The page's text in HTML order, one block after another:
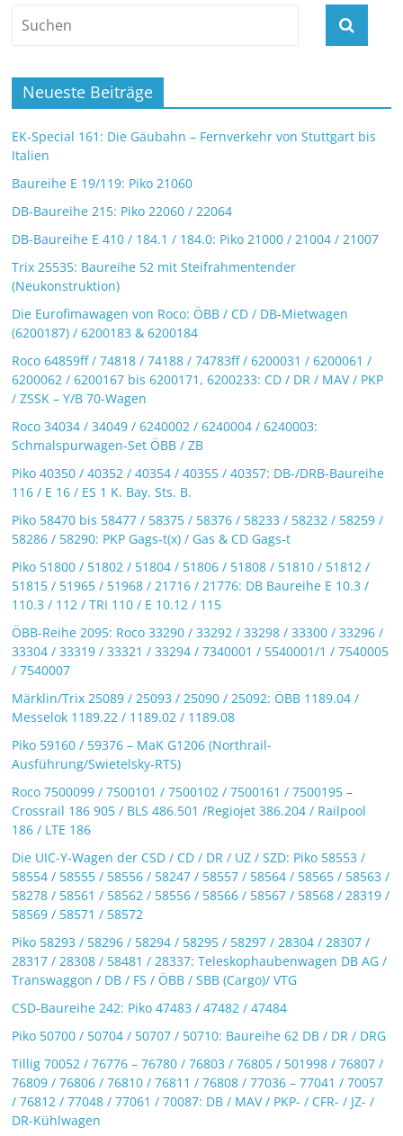
Neueste Beiträge
EK-Special 161: Die Gäubahn – Fernverkehr von Stuttgart bis
Italien
Baureihe E 19/119: Piko 21060
DB-Baureihe 215: Piko 22060 / 22064
DB-Baureihe E 410 / 184.1 / 184.0: Piko 21000 / 21004 / 21007
Trix 25535: Baureihe 52 mit Steifrahmentender
(Neukonstruktion)
Die Eurofimawagen von Roco: ÖBB / CD / DB-Mietwagen
(6200187) / 6200183 & 6200184
Roco 64859ff / 74818 / 74188 / 74783ff / 6200031 / 6200061 /
6200062 / 6200167 bis 6200171, 6200233: CD / DR / MAV / PKP
/ ZSSK – Y/B 70-Wagen
Roco 34034 / 34049 / 6240002 / 6240004 / 6240003:
Schmalspurwagen-Set ÖBB / ZB
Piko 40350 / 40352 / 40354 / 40355 / 40357: DB-/DRB-Baureihe
116 / E 16 / ES 1 K. Bay. Sts. B.
Piko 58470 bis 58477 / 58375 / 58376 / 58233 / 58232 / 58259 /
58286 / 58290: PKP Gags-t(x) / Gas & CD Gags-t
Piko 51800 / 51802 / 51804 / 51806 / 51808 / 51810 / 51812 /
51815 / 51965 / 51968 / 21716 / 21776: DB Baureihe E 10.3 /
110.3 / 112 / TRI 110 / E 10.12 / 115
ÖBB-Reihe 2095: Roco 33290 / 33292 / 33298 / 33300 / 33296 /
33304 / 33319 / 33321 / 33294 / 7340001 / 5540001/1 / 7540005
/ 7540007
Märklin/Trix 25089 / 25093 / 25090 / 25092: ÖBB 1189.04 /
Messelok 1189.22 / 1189.02 / 1189.08
Piko 59160 / 59376 – MaK G1206 (Northrail-
Ausführung/Swietelsky-RTS)
Roco 7500099 / 7500101 / 7500102 / 7500161 / 7500195 –
Crossrail 186 905 / BLS 486.501 /Regiojet 386.204 / Railpool
186 / LTE 186
Die UIC-Y-Wagen der CSD / CD / DR / UZ / SZD: Piko 58553 /
58554 / 58555 / 58556 / 58247 / 58557 / 58564 / 58565 / 58563 /
58278 / 58561 / 58562 / 58556 / 58566 / 58567 / 58568 / 28319 /
58569 / 58571 / 58572
Piko 58293 / 58296 / 58294 / 58295 / 58297 / 28304 / 28307 /
28317 / 28308 / 58481 / 28337: Teleskophaubenwagen DB AG /
Transwaggon / DB / FS / ÖBB / SBB (Cargo)/ VTG
CSD-Baureihe 242: Piko 47483 / 47482 / 47484
Piko 50700 / 50704 / 50707 / 50710: Baureihe 62 DB / DR / DRG
Tillig 70052 / 76776 – 76780 / 76803 / 76805 / 501998 / 76807 /
76809 / 76806 / 76810 / 76811 / 76808 / 77036 – 77041 / 70057
/ 76812 / 77048 / 77061 / 70087: DB / MAV / PKP- / CFR- / JZ- /
DR-Kühlwagen